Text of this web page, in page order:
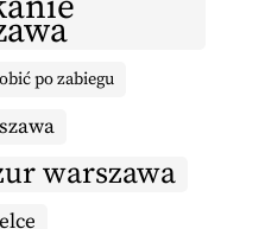
po zabiegu
warszawa